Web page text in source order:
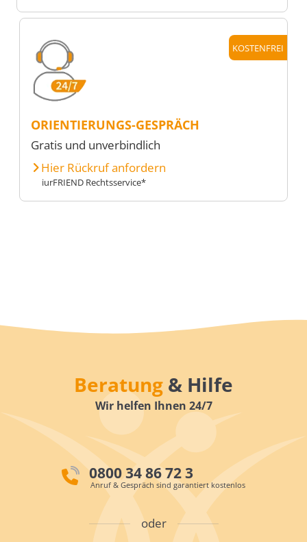
KOSTENFREI
ORIENTIERUNGS-GESPRÄCH
Gratis und unverbindlich
Hier Rückruf anfordern
iurFRIEND Rechtsservice*
Beratung & Hilfe
Wir helfen Ihnen 24/7
0800 34 86 72 3
Anruf & Gespräch sind garantiert kostenlos
oder